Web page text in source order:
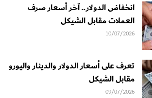
انخفاض الدولار.. آخر أسعار صرف
العملات مقابل الشيكل
10/07/2026
تعرف على أسعار الدولار والدينار واليورو
مقابل الشيكل
09/07/2026